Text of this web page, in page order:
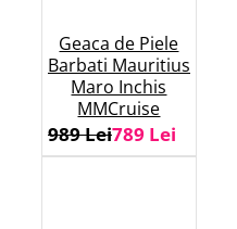
Geaca de Piele
Barbati Mauritius
Maro Inchis
MMCruise
789 Lei
989 Lei